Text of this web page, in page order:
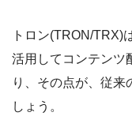
トロン(TRON/TRX)
活用してコンテンツ
り、その点が、従来
しょう。